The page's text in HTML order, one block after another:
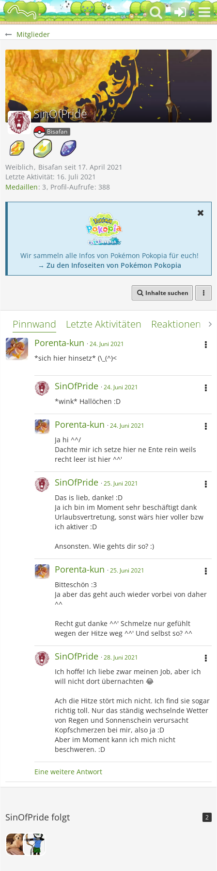
Mitglieder
SinOfPride
Bisafan
Weiblich
Bisafan seit 17. April 2021
Letzte Aktivität: 16. Juli 2021
Medaillen 3 Profil-Aufrufe 388
Wir sammeln alle Infos von Pokémon Pokopia für euch!
→ Zu den Infoseiten von Pokémon Pokopia
Inhalte suchen
Pinnwand Letzte Aktivitäten Reaktionen
Porenta-kun 24. Juni 2021
*sich hier hinsetz* (\_(^)<
SinOfPride 24. Juni 2021
*wink* Hallöchen :D
Porenta-kun 24. Juni 2021
Ja hi ^^/
Dachte mir ich setze hier ne Ente rein weils
recht leer ist hier ^^'
SinOfPride 25. Juni 2021
Das is lieb, danke! :D
Ja ich bin im Moment sehr beschäftigt dank
Urlaubsvertretung, sonst wärs hier voller bzw
ich aktiver :D
Ansonsten. Wie gehts dir so? :)
Porenta-kun 25. Juni 2021
Bitteschön :3
Ja aber das geht auch wieder vorbei von daher
^^
Recht gut danke ^^' Schmelze nur gefühlt
wegen der Hitze weg ^^' Und selbst so? ^^
SinOfPride 28. Juni 2021
Ich hoffe! Ich liebe zwar meinen Job, aber ich
will nicht dort übernachten 😂
Ach die Hitze stört mich nicht. Ich find sie sogar
richtig toll. Nur das ständig wechselnde Wetter
von Regen und Sonnenschein verursacht
Kopfschmerzen bei mir, also ja :D
Aber im Moment kann ich mich nicht
beschweren. :D
Eine weitere Antwort
SinOfPride folgt 2